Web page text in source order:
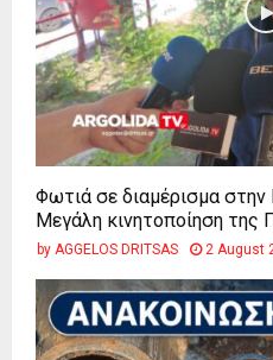
Φωτιά σε διαμέρισμα
Μεγάλη κινητοποίηση της
by AGGELOS DRITSAS 2 August